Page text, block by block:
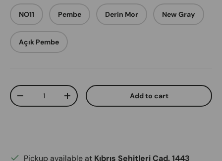
NO11 Pembe Derin Mor New Gray
Açık Pembe
Qty
Decrease quantityIncrease quantity Add to cart
Pickup available at Kıbrıs Şehitleri Cad. 1443